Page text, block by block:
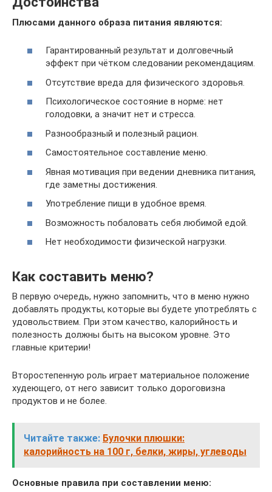
Плюсами данного образа питания являются:
Гарантированный результат и долговечный
эффект при чётком следовании рекомендациям.
Отсутствие вреда для физического здоровья.
Психологическое состояние в норме: нет
голодовки, а значит нет и стресса.
Разнообразный и полезный рацион.
Самостоятельное составление меню.
Явная мотивация при ведении дневника питания,
где заметны достижения.
Употребление пищи в удобное время.
Возможность побаловать себя любимой едой.
Нет необходимости физической нагрузки.
Как составить меню?
В первую очередь, нужно запомнить, что в меню нужно
добавлять продукты, которые вы будете употреблять с
удовольствием. При этом качество, калорийность и
полезность должны быть на высоком уровне. Это
главные критерии!
Второстепенную роль играет материальное положение
худеющего, от него зависит только дороговизна
продуктов и не более.
Читайте также: Булочки плюшки:
калорийность на 100 г, белки, жиры, углеводы
Основные правила при составлении меню: